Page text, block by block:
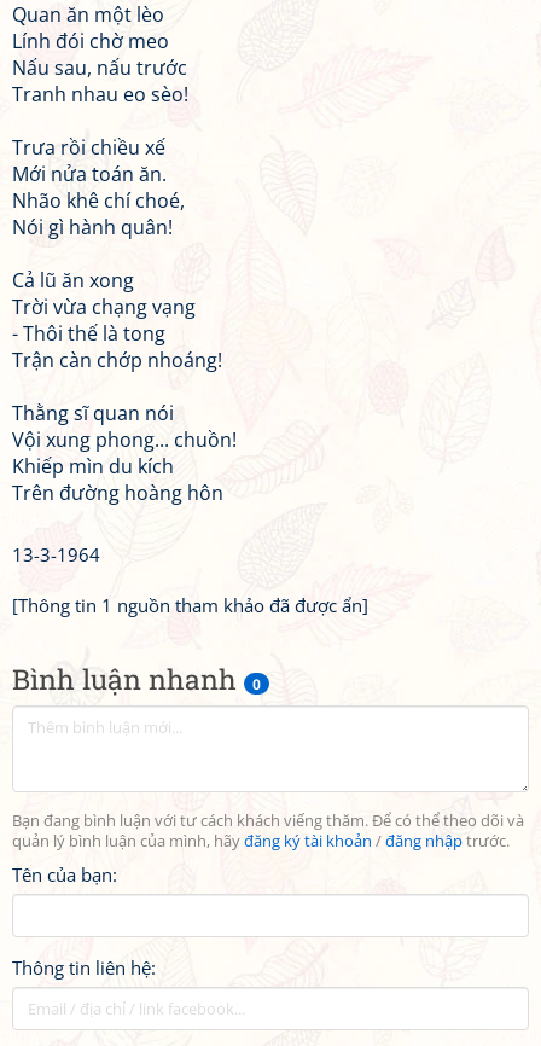
Bình luận nhanh 0
Bạn đang bình luận với tư cách khách viếng thăm. Để có thể theo dõi và
quản lý bình luận của mình, hãyđăng ký tài khoản /đăng nhậptrước.
Tên của bạn:
Thông tin liên hệ:
Quan ăn một lèo
Lính đói chờ meo
Nấu sau, nấu trước
Tranh nhau eo sèo!
Trưa rồi chiều xế
Mới nửa toán ăn.
Nhão khê chí choé,
Nói gì hành quân!
Cả lũ ăn xong
Trời vừa chạng vạng
- Thôi thế là tong
Trận càn chớp nhoáng!
Thằng sĩ quan nói
Vội xung phong... chuồn!
Khiếp mìn du kích
Trên đường hoàng hôn
13-3-1964
[Thông tin 1 nguồn tham khảo đã được ẩn]